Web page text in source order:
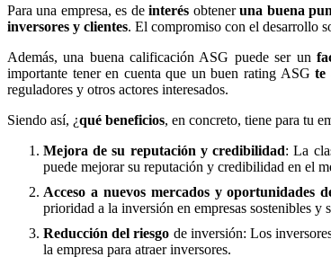
Para una empresa, es deinterés obteneruna buena
inversores y clientes. El compromiso con el desarrollo
Además, una buena calificación ASG puede ser un
importante tener en cuenta que un buen rating ASGte
reguladores y otros actores interesados.
Siendo así, ¿qué beneficios, en concreto, tiene para tu
Mejora de su reputación y credibilidad: La
puede mejorar su reputación y credibilidad en el
Acceso a nuevos mercados y oportunidades
prioridad a la inversión en empresas sostenibles y
Reducción del riesgo de inversión: Los
la empresa para atraer inversores.